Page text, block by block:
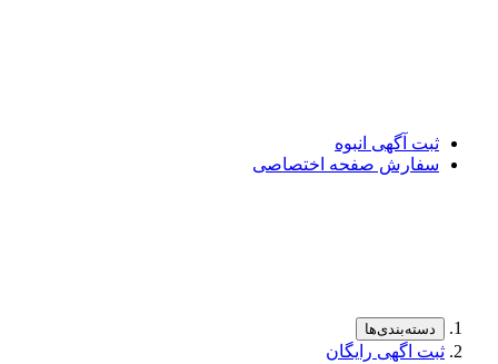
ثبت آگهی انبوه
سفارش صفحه اختصاصی
دسته‌بندی‌ها
ثبت اگهی رایگان